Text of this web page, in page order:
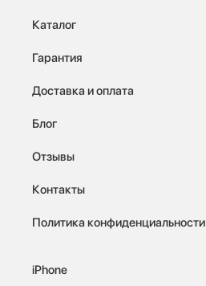
Каталог
Гарантия
Доставка и оплата
Блог
Отзывы
Контакты
Политика конфиденциальности
iPhone